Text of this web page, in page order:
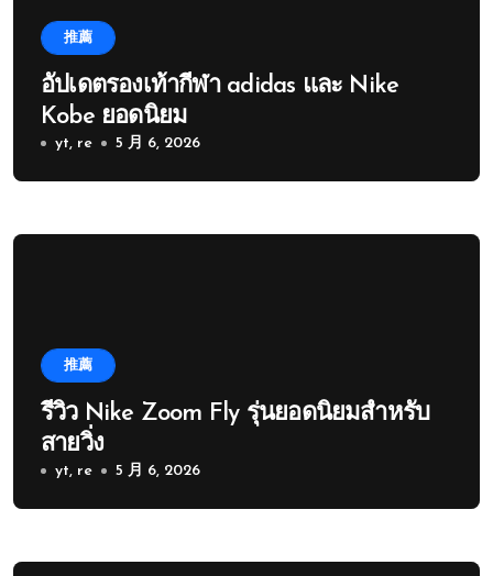
推薦
อัปเดตรองเท้ากีฬา adidas และ Nike
Kobe ยอดนิยม
yt, re 5 月 6, 2026
推薦
รีวิว Nike Zoom Fly รุ่นยอดนิยมสำหรับ
สายวิ่ง
yt, re 5 月 6, 2026